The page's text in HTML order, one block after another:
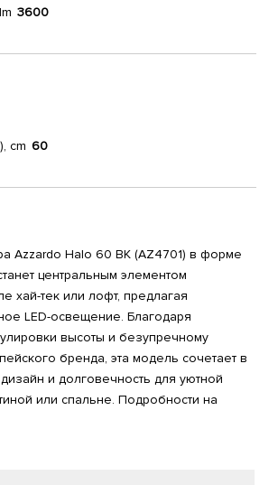
3600
cm 60
Azzardo Halo 60 BK (AZ4701) в форме
центральным элементом
хай-тек или лофт, предлагая
LED-освещение. Благодаря
высоты и безупречному
бренда, эта модель сочетает в
и долговечность для уютной
или спальне. Подробности на